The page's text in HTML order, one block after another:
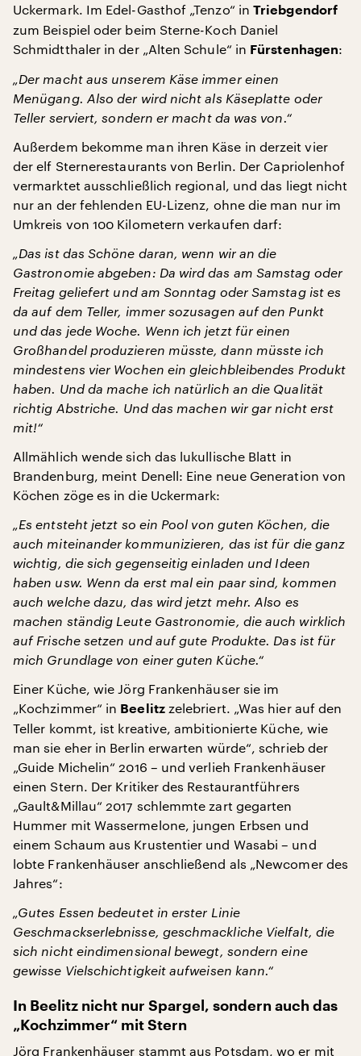
Uckermark. Im Edel-Gasthof „Tenzo“ inTriebgendorf
zum Beispiel oder beim Sterne-Koch Daniel
Schmidtthaler in der „Alten Schule“ in Fürstenhagen:
„Der macht aus unserem Käse immer einen
Menügang. Also der wird nicht als Käseplatte oder
Teller serviert, sondern er macht da was von.“
Außerdem bekomme man ihren Käse in derzeit vier
der elf Sternerestaurants von Berlin. Der Capriolenhof
vermarktet ausschließlich regional, und das liegt nicht
nur an der fehlenden EU-Lizenz, ohne die man nur im
Umkreis von 100 Kilometern verkaufen darf:
„Das ist das Schöne daran, wenn wir an die
Gastronomie abgeben: Da wird das am Samstag oder
Freitag geliefert und am Sonntag oder Samstag ist es
da auf dem Teller, immer sozusagen auf den Punkt
und das jede Woche. Wenn ich jetzt für einen
Großhandel produzieren müsste, dann müsste ich
mindestens vier Wochen ein gleichbleibendes Produkt
haben. Und da mache ich natürlich an die Qualität
richtig Abstriche. Und das machen wir gar nicht erst
mit!“
Allmählich wende sich das lukullische Blatt in
Brandenburg, meint Denell: Eine neue Generation von
Köchen zöge es in die Uckermark:
„Es entsteht jetzt so ein Pool von guten Köchen, die
auch miteinander kommunizieren, das ist für die ganz
wichtig, die sich gegenseitig einladen und Ideen
haben usw. Wenn da erst mal ein paar sind, kommen
auch welche dazu, das wird jetzt mehr. Also es
machen ständig Leute Gastronomie, die auch wirklich
auf Frische setzen und auf gute Produkte. Das ist für
mich Grundlage von einer guten Küche.“
Einer Küche, wie Jörg Frankenhäuser sie im
„Kochzimmer“ in Beelitzzelebriert. „Was hier auf den
Teller kommt, ist kreative, ambitionierte Küche, wie
man sie eher in Berlin erwarten würde“, schrieb der
„Guide Michelin“ 2016 – und verlieh Frankenhäuser
einen Stern. Der Kritiker des Restaurantführers
„Gault&Millau“ 2017 schlemmte zart gegarten
Hummer mit Wassermelone, jungen Erbsen und
einem Schaum aus Krustentier und Wasabi – und
lobte Frankenhäuser anschließend als „Newcomer des
Jahres“:
„Gutes Essen bedeutet in erster Linie
Geschmackserlebnisse, geschmackliche Vielfalt, die
sich nicht eindimensional bewegt, sondern eine
gewisse Vielschichtigkeit aufweisen kann.“
In Beelitz nicht nur Spargel, sondern auch das
„Kochzimmer“ mit Stern
Jörg Frankenhäuser stammt aus Potsdam, wo er mit